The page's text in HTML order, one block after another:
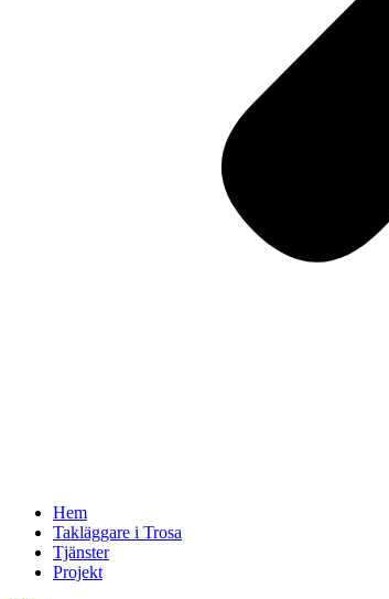
Hem
Takläggare i Trosa
Tjänster
Projekt